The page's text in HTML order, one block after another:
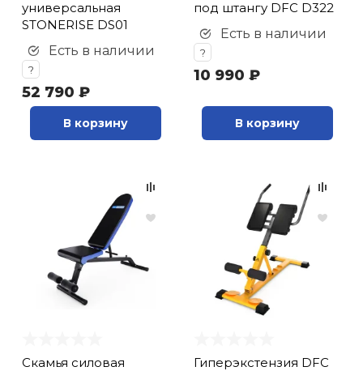
универсальная
STONERISE DS01
Есть в наличии
?
52 790 ₽
В корзину
под штангу DFC D322
Есть в наличии
?
10 990 ₽
В корзину
Cкамья силовая
Гиперэкстензия DFC